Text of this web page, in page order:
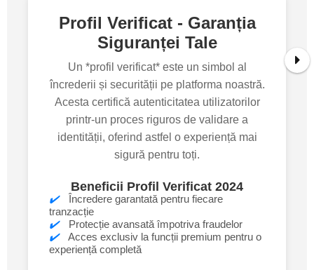
Profil Verificat - Garanția
Siguranței Tale
Un *profil verificat* este un simbol al
încrederii și securității pe platforma noastră.
Acesta certifică autenticitatea utilizatorilor
printr-un proces riguros de validare a
identității, oferind astfel o experiență mai
sigură pentru toți.
Beneficii Profil Verificat 2024
✔️
Încredere garantată pentru fiecare
tranzacție
✔️
Protecție avansată împotriva fraudelor
✔️
Acces exclusiv la funcții premium pentru o
experiență completă